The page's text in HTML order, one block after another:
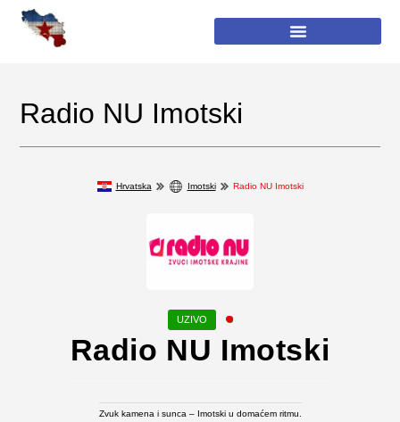
Radio NU Imotski
Hrvatska Imotski Radio NU Imotski
Radio NU Imotski
Zvuk kamena i sunca – Imotski u domaćem ritmu.